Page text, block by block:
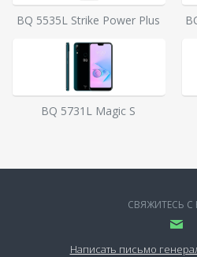
BQ 5535L Strike Power Plus
BQ 5731L Magic S
СВЯЖИТЕСЬ С
Написать письмо